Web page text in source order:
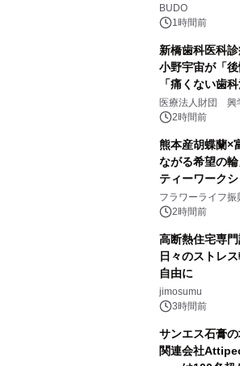
BUDO
1時間前
新橋歯科医科
小野宇宙が「後
「痛くない歯
療計画」をテー
医療法人財団 興
2時間前
熊本産胡蝶蘭×
ながる希望の
ティーワーク
山・射水で開催
フラワーライフ振
2時間前
高断熱住宅専
日々のストレ
自由に
jimosumu
3時間前
サンエス石膏
関連会社